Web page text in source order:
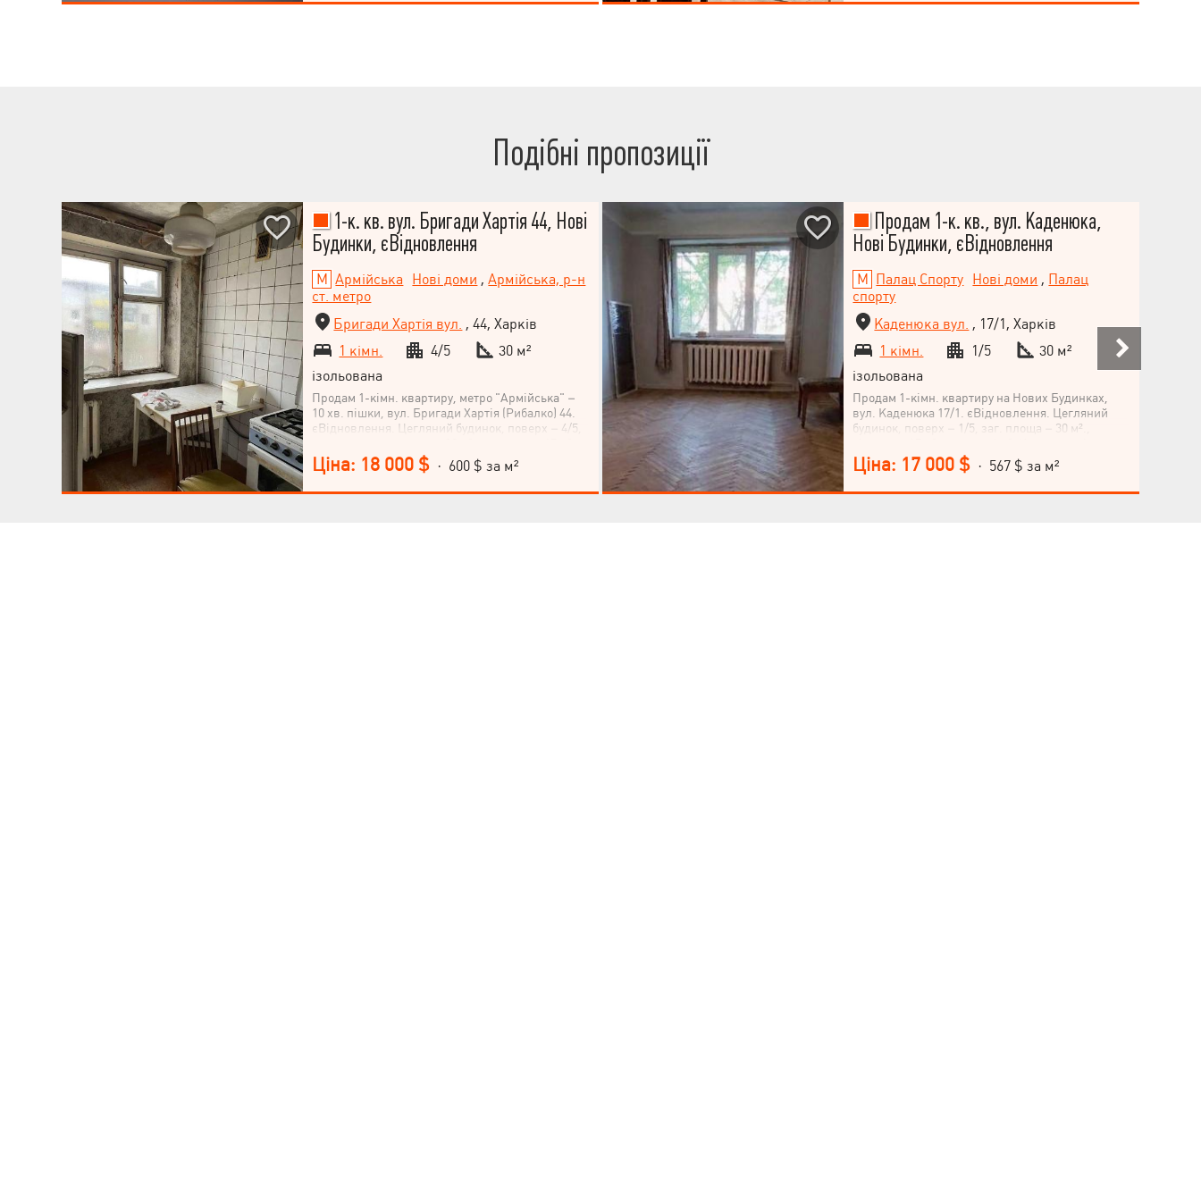
комфортний район для проживання, розвинена
Подібні пропозиції
1-к. кв. вул. Бригади Хартія 44, Нові
Будинки, єВідновлення
Армійська Нові доми ,Армійська, р-н
ст. метро
Бригади Хартія вул. , 44, Харків
1 кімн.
4/5
30 м²
ізольована
Продам 1-кімн. квартиру, метро "Армійська" –
10 хв. пішки, вул. Бригади Хартія (Рибалко) 44.
єВідновлення. Цегляний будинок, поверх – 4/5,
кухня – 6 м². Квартира без ремонту, але світла і
тепла. Поруч супермаркет. Квартира вільна,
власники у місті, тільки продаж. Можна
Ціна: 18 000 $ · 600 $ за м²
Продам 1-к. кв., вул. Каденюка,
Нові Будинки, єВідновлення
Палац Спорту Нові доми , Палац
спорту
Каденюка вул. , 17/1, Харків
1 кімн.
1/5
30 м²
ізольована
Продам 1-кімн. квартиру на Нових Будинках,
вул. Каденюка 17/1. єВідновлення. Цегляний
будинок, поверх – 1/5, заг. площа – 30 м².,
ремонт, нові вікна, двері. Спокійний район із
розвиненою інфраструктурою, поруч: магазини,
школи, дитячі садки, парк, транспортна
Ціна: 17 000 $ · 567 $ за м²
НАПИСАТИ
КЕРІВНИКОВІ
Мова